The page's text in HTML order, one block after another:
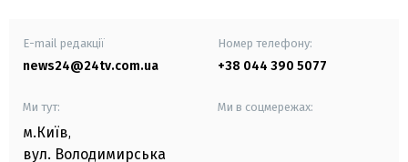
E-mail редакції
news24@24tv.com.ua
Номер телефону:
+38 044 390 5077
Ми тут:
м.Київ,
вул. Володимирська
Ми в соцмережах: